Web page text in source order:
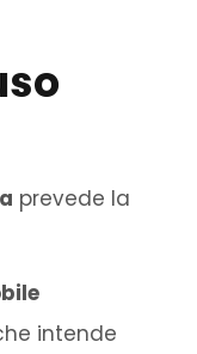
prevede la
intende